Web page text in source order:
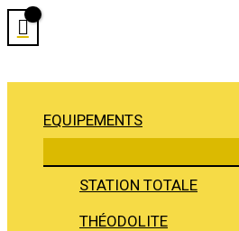
EQUIPEMENTS
STATION TOTALE
THÉODOLITE